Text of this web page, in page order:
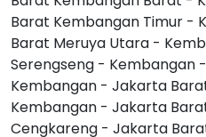
Barat Kembangan Timur -
Barat Meruya Utara -
Serengseng - Kembangan
Kembangan - Jakarta
Kembangan - Jakarta
Cengkareng - Jakarta